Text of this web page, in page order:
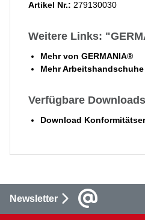
Artikel Nr.: 279130030
Weitere Links:
Mehr von GERMANIA®
Mehr Arbeitshandschuhe
Verfügbare
Download
Newsletter